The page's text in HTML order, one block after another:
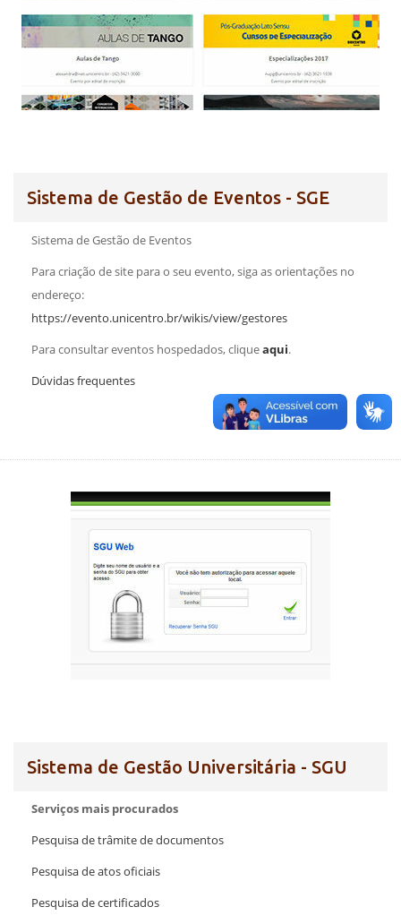
Sistema de Gestão de Eventos - SGE
Sistema de Gestão de Eventos
Para criação de site para o seu evento, siga as orientações no
endereço:
https://evento.unicentro.br/wikis/view/gestores
Para consultar eventos hospedados, cliqueaqui.
Dúvidas frequentes
Sistema de Gestão Universitária - SGU
Serviços mais procurados
Pesquisa de trâmite de documentos
Pesquisa de atos oficiais
Pesquisa de certificados